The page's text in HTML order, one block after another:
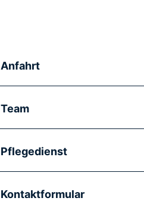
Anfahrt
Team
Pflegedienst
Kontaktformular